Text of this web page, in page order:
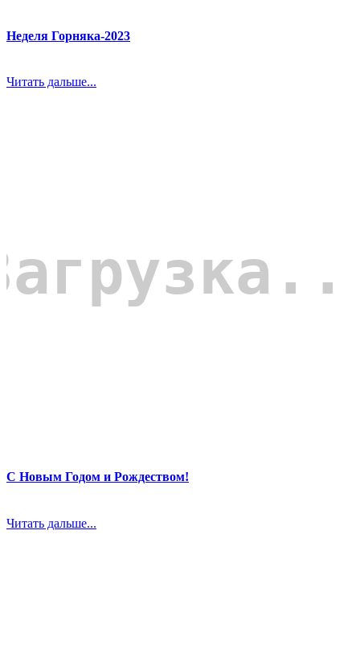
Неделя Горняка-2023
Читать дальше...
С Новым Годом и Рождеством!
Читать дальше...